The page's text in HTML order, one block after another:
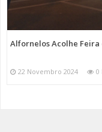
Alfornelos Acolhe Feira
22 Novembro 2024 0